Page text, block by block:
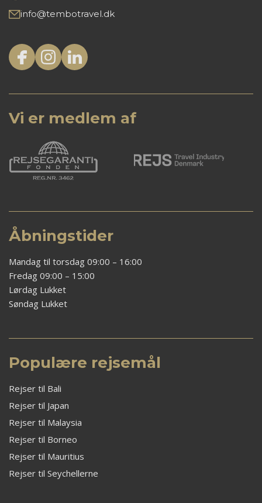
info@tembotravel.dk
Vi er medlem af
Åbningstider
Mandag til torsdag 09:00 – 16:00
Fredag 09:00 – 15:00
Lørdag Lukket
Søndag Lukket
Populære rejsemål
Rejser til Bali
Rejser til Japan
Rejser til Malaysia
Rejser til Borneo
Rejser til Mauritius
Rejser til Seychellerne